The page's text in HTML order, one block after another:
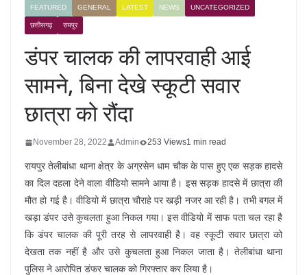
FEATURED GENERAL LATEST NEWS UNCATEGORIZED
छत्तीसगढ़ रायपुर
डंपर चालक की लापरवाही आई
सामने, बिना देखे स्कूटी सवार
छात्रा को रौंदा
November 28, 2022 Admin 253 Views1 min read
रायपुर तेलीबांधा थाना क्षेत्र के अग्रसेन धाम चौक के पास हुए एक सड़क हादसे
का दिल दहला देने वाला वीडियो सामने आया है। इस सड़क हादसे में छात्रा की
मौत हो गई है। वीडियो में छात्रा चौराहे पर खड़ी नजर आ रही है। तभी बगल में
खड़ा डंपर उसे कुचलता हुआ निकल गया। इस वीडियो में साफ पता चल रहा है
कि डंपर चालक की पूरी तरह से लापरवाही है। वह स्कूटी सवार छात्रा को
देखता तक नहीं है और उसे कुचलता हुआ निकल जाता है। तेलीबांधा थाना
पुलिस ने आरोपित डंफर चालक को गिरफ्तार कर लिया है।